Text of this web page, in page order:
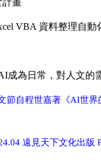
VBA 資料整理自動
成為日常，對人文的
節自程世嘉著《AI世界
遠見天下文化出版